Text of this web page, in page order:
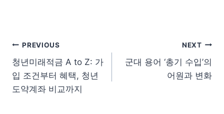
글 탐색
PREVIOUS
청년미래적금 A to Z: 가
입 조건부터 혜택, 청년
도약계좌 비교까지
NEXT
군대 용어 ‘총기 수입’의
어원과 변화